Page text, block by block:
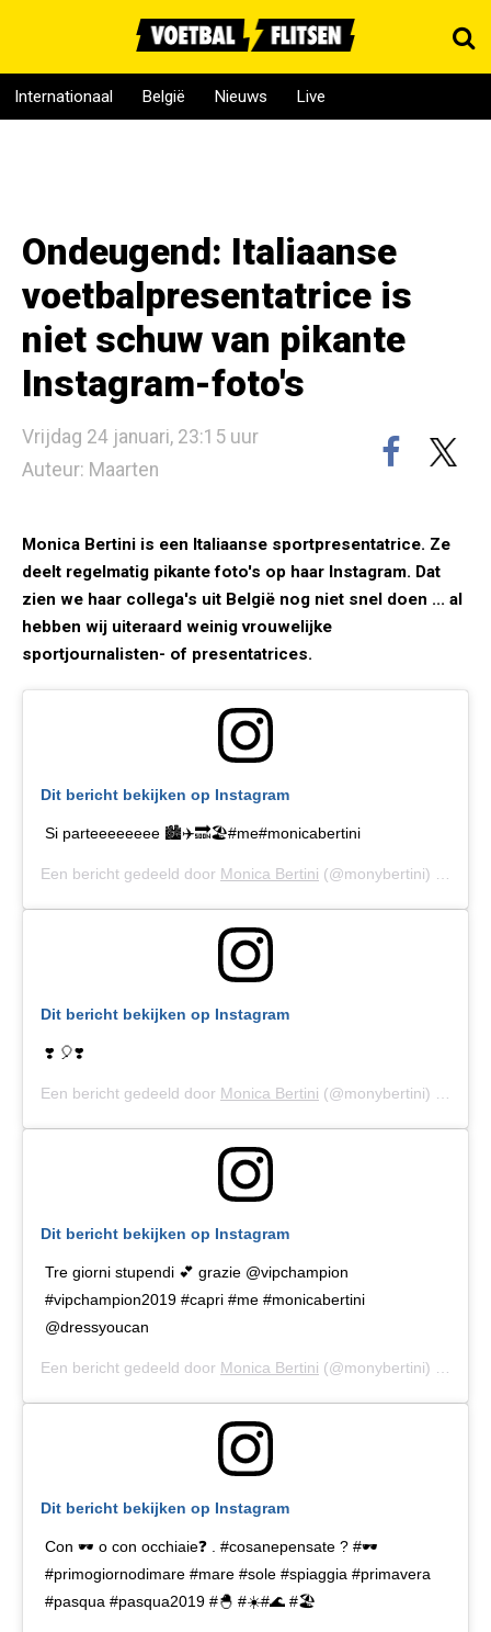
Internationaal België Nieuws Live
Ondeugend: Italiaanse
voetbalpresentatrice is
niet schuw van pikante
Instagram-foto's
Vrijdag 24 januari, 23:15 uur
Auteur: Maarten
Monica Bertini is een Italiaanse sportpresentatrice. Ze
deelt regelmatig pikante foto's op haar Instagram. Dat
zien we haar collega's uit België nog niet snel doen ... al
hebben wij uiteraard weinig vrouwelijke
sportjournalisten- of presentatrices.
Dit bericht bekijken op Instagram
Si parteeeeeeee 🏙✈️🔜🏖#me#monicabertini
Een bericht gedeeld door Monica Bertini (@monybertini) op
Dit bericht bekijken op Instagram
❣️ 🎈❣️
Een bericht gedeeld door Monica Bertini (@monybertini) op
Dit bericht bekijken op Instagram
Tre giorni stupendi 💕 grazie @vipchampion
#vipchampion2019 #capri #me #monicabertini
@dressyoucan
Een bericht gedeeld door Monica Bertini (@monybertini) op
Dit bericht bekijken op Instagram
Con 🕶 o con occhiaie❓ . #cosanepensate ? #🕶
#primogiornodimare #mare #sole #spiaggia #primavera
#pasqua #pasqua2019 #🐣 #☀️#🌊 #🏖